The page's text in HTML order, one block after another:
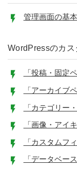
管理画面の基
WordPressのカス
「投稿・固定
「アーカイブ
「カテゴリー
「画像・アイ
「カスタムフ
「データベー